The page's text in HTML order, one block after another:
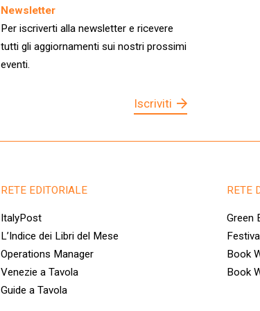
Newsletter
Per iscriverti alla newsletter e ricevere
tutti gli aggiornamenti sui nostri prossimi
eventi.
Iscriviti
RETE EDITORIALE
ItalyPost
L’Indice dei Libri del Mese
Operations Manager
Venezie a Tavola
Guide a Tavola
RETE
Green
Book
Book